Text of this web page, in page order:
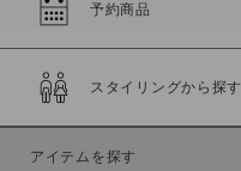
価格
商品タイプ
通常商品
予約商品
スタイリングから探す
アイテムを探す